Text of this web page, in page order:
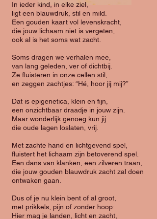
In ieder kind, in elke ziel,
ligt een blauwdruk, stil en mild.
Een gouden kaart vol levenskracht,
die jouw lichaam niet is vergeten,
ook al is het soms wat zacht.
Soms dragen we verhalen mee,
van lang geleden, ver of dichtbij.
Ze fluisteren in onze cellen stil,
en zeggen zachtjes: “Hé, hoor jij mij?”
Dat is epigenetica, klein en fijn,
een onzichtbaar draadje in jouw zijn.
Maar wonderlijk genoeg kun jij
die oude lagen loslaten, vrij.
Met zachte hand en lichtgevend spel,
fluistert het lichaam zijn betoverend spel.
Een dans van klanken, een zilveren traan,
die jouw gouden blauwdruk zacht zal doen
ontwaken gaan.
Dus of je nu klein bent of al groot,
met prikkels, pijn of zonder hoop:
Hier mag je landen, licht en zacht,